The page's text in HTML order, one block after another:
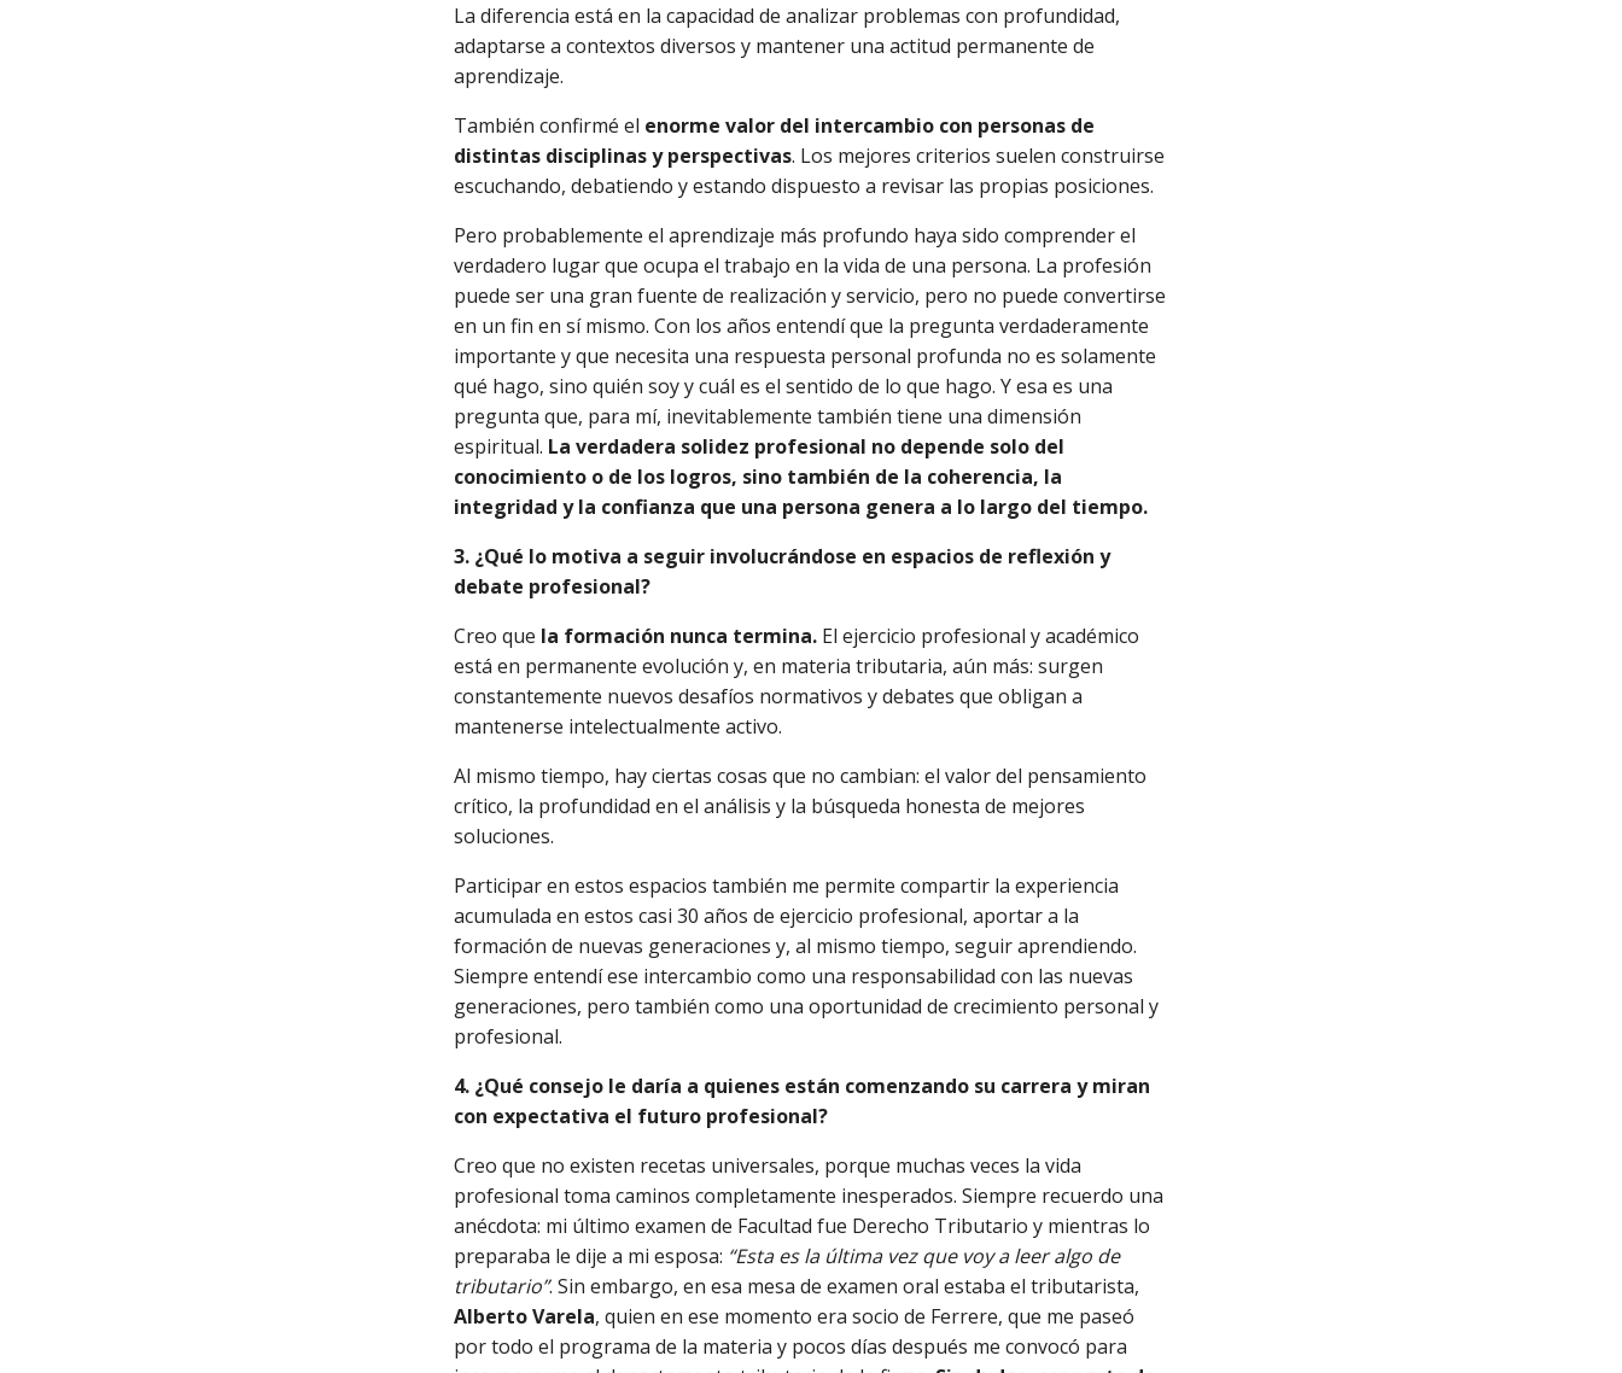
La diferencia está en la capacidad de analizar problemas con profundidad,
adaptarse a contextos diversos y mantener una actitud permanente de
aprendizaje.
También confirmé el enorme valor del intercambio con personas de
distintas disciplinas y perspectivas. Los mejores criterios suelen construirse
escuchando, debatiendo y estando dispuesto a revisar las propias posiciones.
Pero probablemente el aprendizaje más profundo haya sido comprender el
verdadero lugar que ocupa el trabajo en la vida de una persona. La profesión
puede ser una gran fuente de realización y servicio, pero no puede convertirse
en un fin en sí mismo. Con los años entendí que la pregunta verdaderamente
importante y que necesita una respuesta personal profunda no es solamente
qué hago, sino quién soy y cuál es el sentido de lo que hago. Y esa es una
pregunta que, para mí, inevitablemente también tiene una dimensión
espiritual. La verdadera solidez profesional no depende solo del
conocimiento o de los logros, sino también de la coherencia, la
integridad y la confianza que una persona genera a lo largo del tiempo.
3. ¿Qué lo motiva a seguir involucrándose en espacios de reflexión y
debate profesional?
Creo que la formación nunca termina. El ejercicio profesional y académico
está en permanente evolución y, en materia tributaria, aún más: surgen
constantemente nuevos desafíos normativos y debates que obligan a
mantenerse intelectualmente activo.
Al mismo tiempo, hay ciertas cosas que no cambian: el valor del pensamiento
crítico, la profundidad en el análisis y la búsqueda honesta de mejores
soluciones.
Participar en estos espacios también me permite compartir la experiencia
acumulada en estos casi 30 años de ejercicio profesional, aportar a la
formación de nuevas generaciones y, al mismo tiempo, seguir aprendiendo.
Siempre entendí ese intercambio como una responsabilidad con las nuevas
generaciones, pero también como una oportunidad de crecimiento personal y
profesional.
4. ¿Qué consejo le daría a quienes están comenzando su carrera y miran
con expectativa el futuro profesional?
Creo que no existen recetas universales, porque muchas veces la vida
profesional toma caminos completamente inesperados. Siempre recuerdo una
anécdota: mi último examen de Facultad fue Derecho Tributario y mientras lo
preparaba le dije a mi esposa: “Esta es la última vez que voy a leer algo de
tributario”. Sin embargo, en esa mesa de examen oral estaba el tributarista,
Alberto Varela, quien en ese momento era socio de Ferrere, que me paseó
por todo el programa de la materia y pocos días después me convocó para